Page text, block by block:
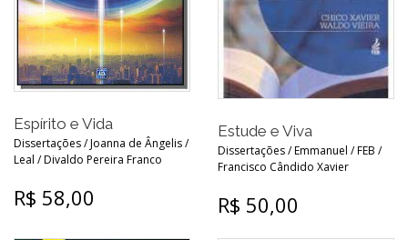
Espírito e Vida
Dissertações / Joanna de Ângelis /
Leal / Divaldo Pereira Franco
R$ 58,00
Estude e Viva
Dissertações / Emmanuel / FEB /
Francisco Cândido Xavier
R$ 50,00